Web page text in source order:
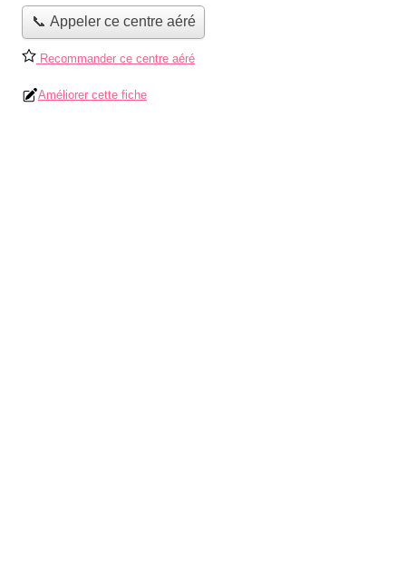
📞 Appeler ce centre aéré
Recommander ce centre aéré
Améliorer cette fiche